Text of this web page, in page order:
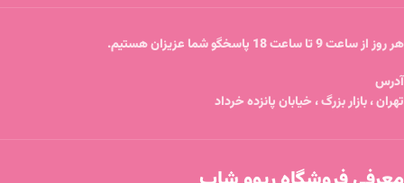
فروشگاه ما جایی است که زیبایی و کیفیت در کنار هم جمع
کمک کنیم در هر لحظه بدرخشید.